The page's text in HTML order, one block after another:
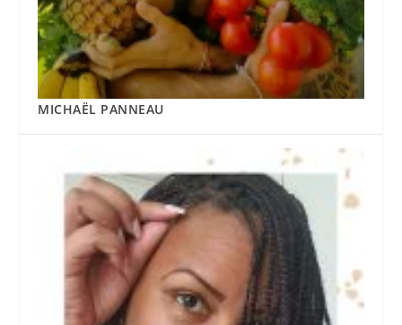
MICHAËL PANNEAU